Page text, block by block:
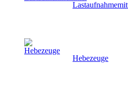
Hebezeuge